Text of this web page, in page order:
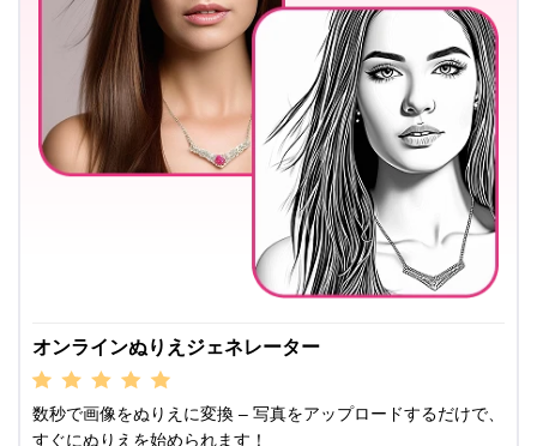
オンラインぬりえジェネレーター
数秒で画像をぬりえに変換 – 写真をアップロードするだけで、
すぐにぬりえを始められます！